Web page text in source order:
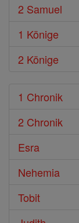
2 Samuel
1 Könige
2 Könige
1 Chronik
2 Chronik
Esra
Nehemia
Tobit